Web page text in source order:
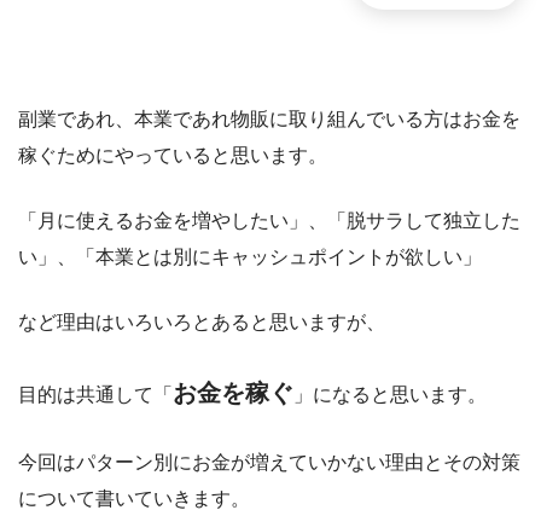
副業であれ、本業であれ物販に取り組んでいる方はお金を
稼ぐためにやっていると思います。
「月に使えるお金を増やしたい」、「脱サラして独立した
い」、「本業とは別にキャッシュポイントが欲しい」
など理由はいろいろとあると思いますが、
目的は共通して「 お金を稼ぐ 」になると思います。
今回はパターン別にお金が増えていかない理由とその対策
について書いていきます。